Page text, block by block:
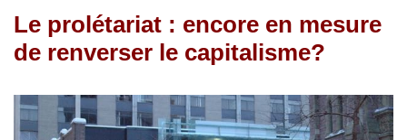
Le prolétariat : encore en mesure
de renverser le capitalisme?